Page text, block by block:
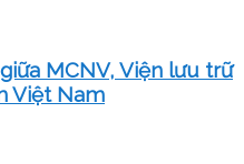
MCNV, Viện lưu trữ
Việt Nam